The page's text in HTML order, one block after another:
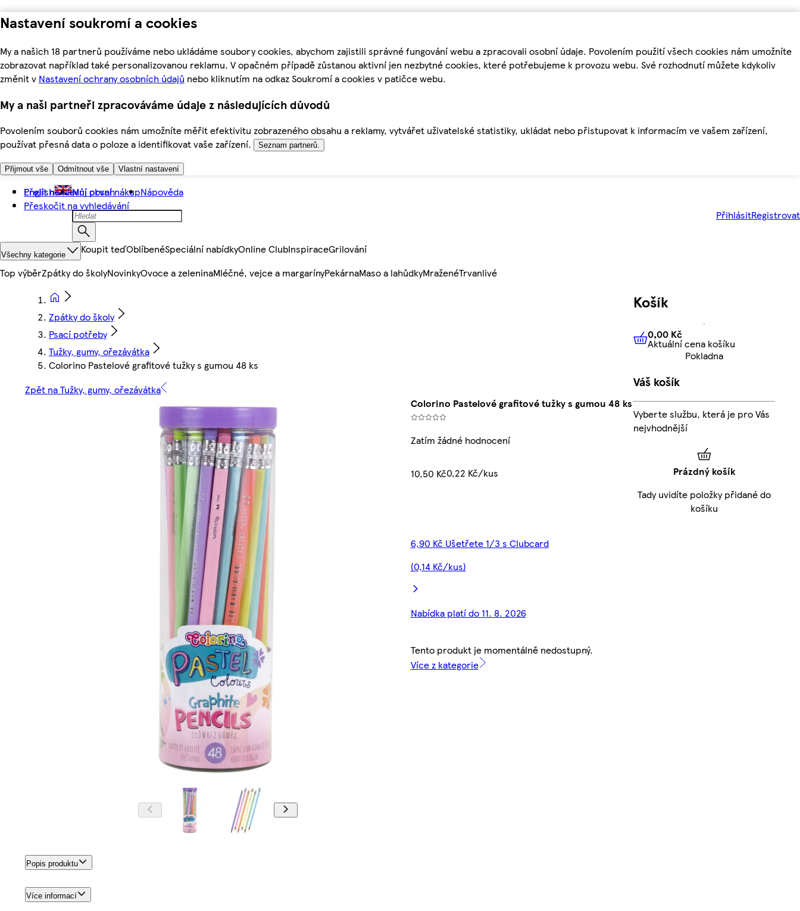
Nastavení soukromí a cookies
My a našich 18 partnerů používáme nebo ukládáme soubory cookies, abychom zajistili správné fungování webu a zpracovali osobní údaje. Povolením použití všech cookies nám umožníte
zobrazovat například také personalizovanou reklamu. V opačném případě zůstanou aktivní jen nezbytné cookies, které potřebujeme k provozu webu. Své rozhodnutí můžete kdykoliv
změnit v Nastavení ochrany osobních údajů nebo kliknutím na odkaz Soukromí a cookies v patičce webu.
My a naši partneři zpracováváme údaje z následujících důvodů
Povolením souborů cookies nám umožníte měřit efektivitu zobrazeného obsahu a reklamy, vytvářet uživatelské statistiky, ukládat nebo přistupovat k informacím ve vašem zařízení,
používat přesná data o poloze a identifikovat vaše zařízení.
Seznam partnerů.
Přijmout vše Odmítnout vše Vlastní nastavení
Přejít na hlavní obsah
Přeskočit na vyhledávání
English Můj první nákupNápověda
PřihlásitRegistrovat
Všechny kategorie Koupit teďOblíbenéSpeciální nabídkyOnline ClubInspiraceGrilování
Top výběrZpátky do školyNovinkyOvoce a zeleninaMléčné, vejce a margarínyPekárnaMaso a lahůdkyMraženéTrvanlivé
Zpátky do školy
Psací potřeby
Tužky, gumy, ořezávátka
Colorino Pastelové grafitové tužky s gumou 48 ks
Zpět na Tužky, gumy, ořezávátka
Colorino Pastelové grafitové tužky s gumou 48 ks
Zatím žádné hodnocení
10,50 Kč0,22 Kč/kus
6,90 Kč Ušetřete 1/3 s Clubcard
(0,14 Kč/kus)
Nabídka platí do 11. 8. 2026
Tento produkt je momentálně nedostupný.
Více z kategorie
Popis produktu
Více informací
Košík
0,00 KčAktuální cena košíku
0,00 Kč
Aktuální cena košíku
Pokladna
Váš košík
Vyberte službu, která je pro Vás
nejvhodnější
Prázdný košík
Tady uvidíte položky přidané do
košíku